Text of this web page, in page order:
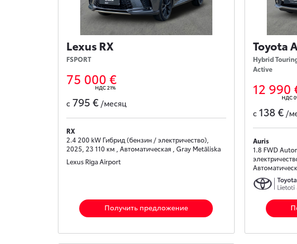
Lexus RX
FSPORT
75 000 €
НДС 21%
с 795 € /месяц
RX
2.4 200 kW Гибрид (бензин / электричество),
2025, 23 110 км , Автоматическая , Gray Metāliska
Lexus Rīga Airport
Получить предложение
Toyota
Hybrid
Active
12 990
НДС
с 138 €/
Auris
1.8 FWD